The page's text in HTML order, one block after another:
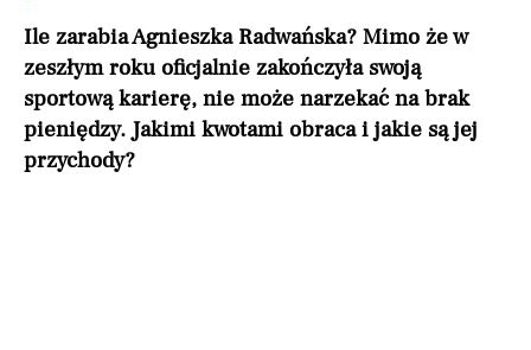
Ile zarabia Agnieszka Radwańska? Mimo że w
zeszłym roku oficjalnie zakończyła swoją
sportową karierę, nie może narzekać na brak
pieniędzy. Jakimi kwotami obraca i jakie są jej
przychody?